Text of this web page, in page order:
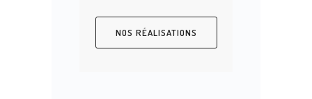
NOS RÉALISATIONS